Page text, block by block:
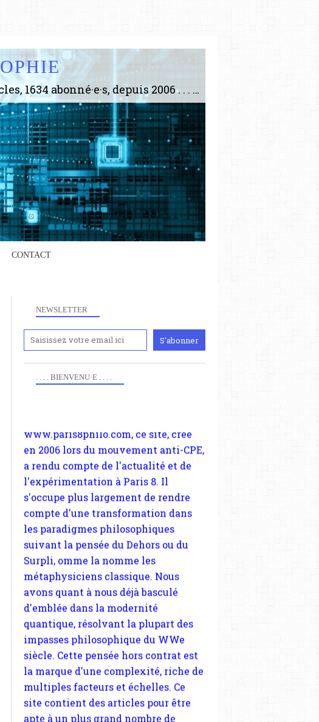
Le plus gros site de philosophie de France ! ABONNEZ-VOUS ! 4115 Articles, 1634 abonné·e·s, depuis 2006 . . . . . . . . 2 852 214 pages vues jusqu'à présent. Prestance et être apte à un plus grand nombre de choses.
CONTACT
NEWSLETTER
. . . . BIENVENU·E . . . .
Anciennement
www.paris8philo.com, ce site, créé
en 2006 lors du mouvement anti-CPE,
compte d'une transformation dans
les paradigmes philosophiques
suivant la pensée du Dehors ou du
Surpli, omme la nomme les
métaphysiciens classique. Nous
avons quant à nous déjà basculé
d'emblée dans la modernité
quantique, résolvant la plupart des
impasses philosophique du WWe
siècle. Cette pensée hors contrat est
la marque d'une complexité, riche de
multiples facteurs et échelles. Ce
site contient des articles pour être
apte à un plus grand nombre de
choses.